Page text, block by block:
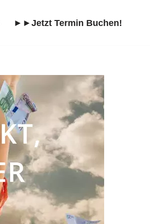
►►Jetzt Termin Buchen!